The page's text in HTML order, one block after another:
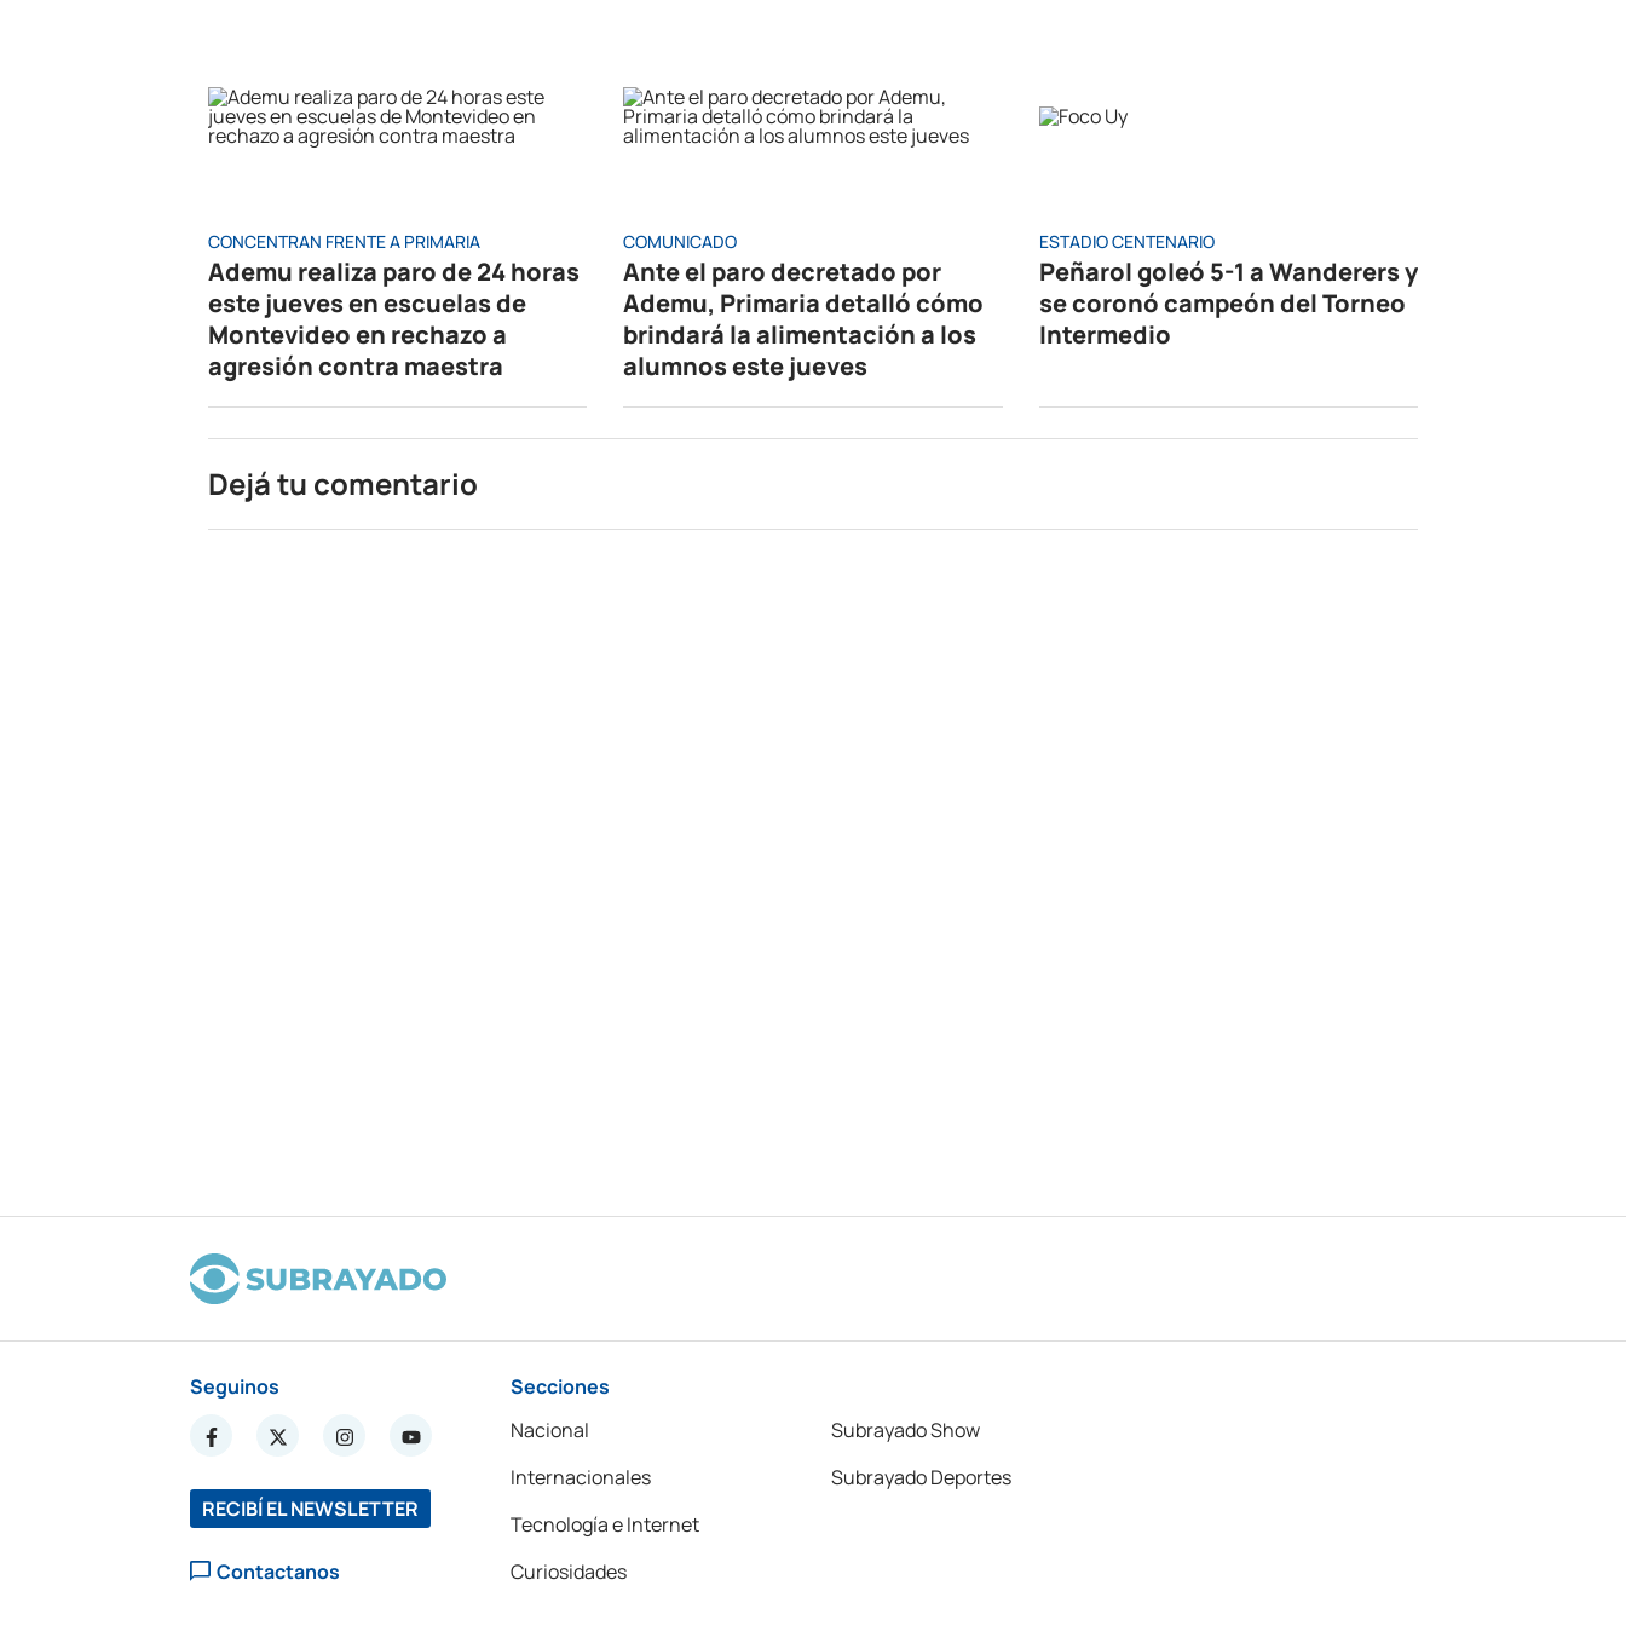
CONCENTRAN FRENTE A PRIMARIA
Ademu realiza paro de 24 horas
este jueves en escuelas de
Montevideo en rechazo a
agresión contra maestra
COMUNICADO
Ante el paro decretado por
Ademu, Primaria detalló cómo
brindará la alimentación a los
alumnos este jueves
ESTADIO CENTENARIO
Peñarol goleó 5-1 a Wanderers y
se coronó campeón del Torneo
Intermedio
Dejá tu comentario
Seguinos
RECIBÍ EL NEWSLETTER
Contactanos
Secciones
Nacional
Internacionales
Tecnología e Internet
Curiosidades
Subrayado Show
Subrayado Deportes